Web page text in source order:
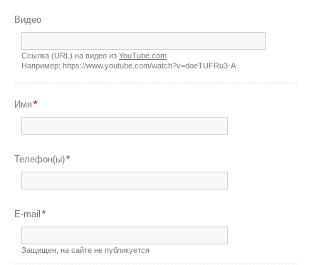
Видео
Ссылка (URL) на видео из YouTube.com
Например: https://www.youtube.com/watch?v=doeTUFRu3-A
Имя *
Телефон(ы)*
E-mail *
Защищен, на сайте не публикуется